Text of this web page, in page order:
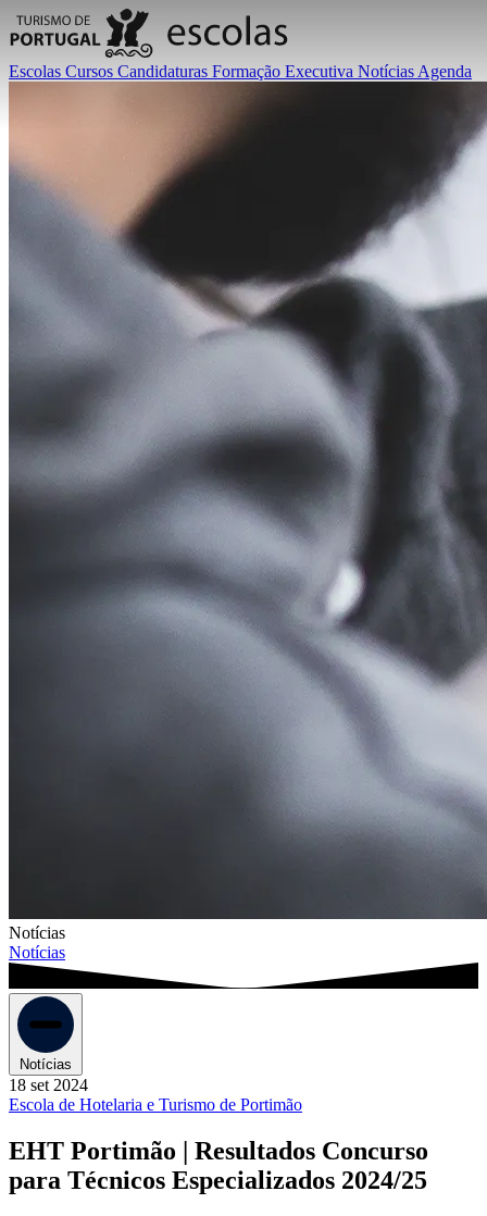
Escolas Cursos Candidaturas Formação Executiva Notícias Agenda
Notícias
Notícias
Notícias
18 set 2024
Escola de Hotelaria e Turismo de Portimão
EHT Portimão | Resultados Concurso
para Técnicos Especializados 2024/25